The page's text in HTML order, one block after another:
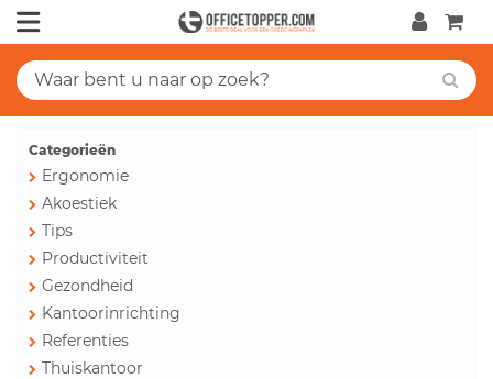
Categorieën
Ergonomie
Akoestiek
Tips
Productiviteit
Gezondheid
Kantoorinrichting
Referenties
Thuiskantoor